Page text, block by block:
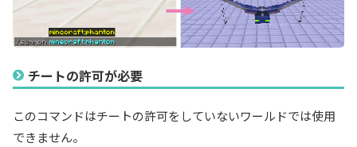
チートの許可が必要
このコマンドはチートの許可をしていないワールドでは使用
できません。